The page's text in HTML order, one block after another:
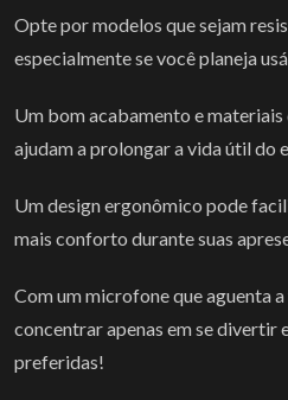
Opte por modelos que sejam
especialmente se você planeja
Um bom acabamento e
ajudam a prolongar a vida útil do
Um design ergonômico pode
mais conforto durante suas
Com um microfone que aguenta
concentrar apenas em se divertir
preferidas!